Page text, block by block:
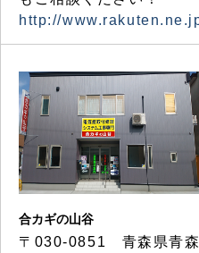
http://
合カギの山谷
〒030-0851 青森県青